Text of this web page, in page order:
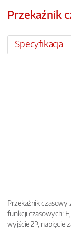
Przekaźnik
Specyfikacja
Przekaźnik czasowy
funkcji czasowych:
wyjście 2P, napięcie